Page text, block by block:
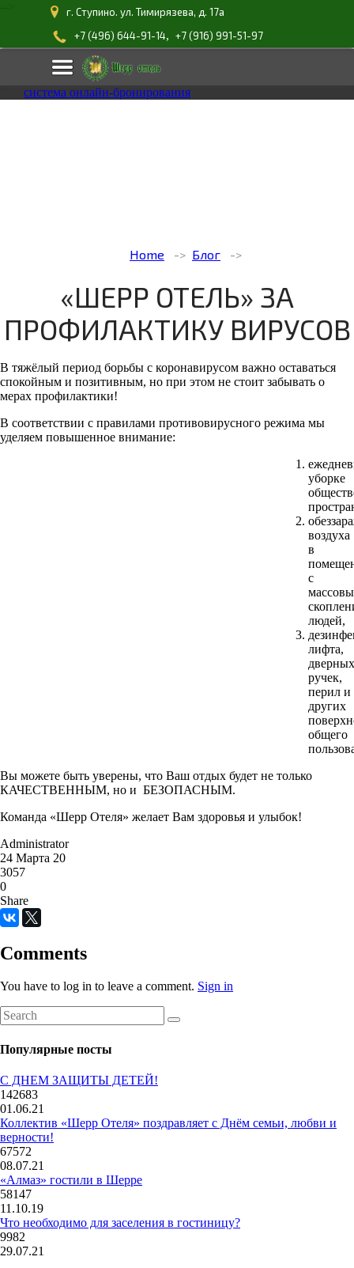
г. Ступино. ул. Тимирязева, д. 17а
+7 (496) 644-91-14, +7 (916) 991-51-97
система онлайн-бронирования
Home Блог
«ШЕРР ОТЕЛЬ» ЗА
ПРОФИЛАКТИКУ ВИРУСОВ
В тяжёлый период борьбы с коронавирусом важно оставаться
спокойным и позитивным, но при этом не стоит забывать о
мерах профилактики!
В соответствии с правилами противовирусного режима мы
уделяем повышенное внимание:
уборке
воздуха
в
с
людей,
лифта,
дверных
ручек,
перил и
других
общего
Вы можете быть уверены, что Ваш отдых будет не только
КАЧЕСТВЕННЫМ, но и БЕЗОПАСНЫМ.
Команда «Шерр Отеля» желает Вам здоровья и улыбок!
Administrator
24 Марта 20
3057
0
Share
Comments
You have to log in to leave a comment. Sign in
Популярные посты
С ДНЕМ ЗАЩИТЫ ДЕТЕЙ!
142683
01.06.21
Коллектив «Шерр Отеля» поздравляет с Днём семьи, любви и
верности!
67572
08.07.21
«Алмаз» гостили в Шерре
58147
11.10.19
Что необходимо для заселения в гостиницу?
9982
29.07.21